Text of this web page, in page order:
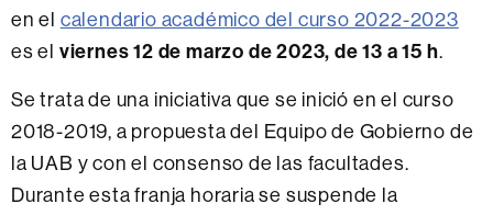
en el calendario académico del curso 2022-2023
es el viernes 12 de marzo de 2023, de 13 a 15 h.
Se trata de una iniciativa que se inició en el curso
2018-2019, a propuesta del Equipo de Gobierno de
la UAB y con el consenso de las facultades.
Durante esta franja horaria se suspende la